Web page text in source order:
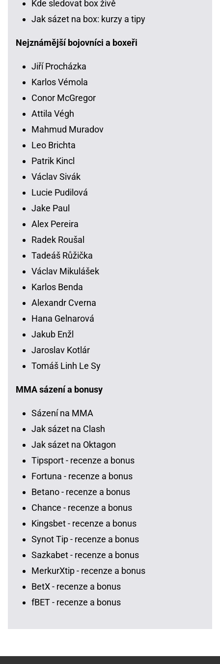
Kde sledovat box živě
Jak sázet na box: kurzy a tipy
Nejznámější bojovníci a boxeři
Jiří Procházka
Karlos Vémola
Conor McGregor
Attila Végh
Mahmud Muradov
Leo Brichta
Patrik Kincl
Václav Sivák
Lucie Pudilová
Jake Paul
Alex Pereira
Radek Roušal
Tadeáš Růžička
Václav Mikulášek
Karlos Benda
Alexandr Cverna
Hana Gelnarová
Jakub Enžl
Jaroslav Kotlár
Tomáš Linh Le Sy
MMA sázení a bonusy
Sázení na MMA
Jak sázet na Clash
Jak sázet na Oktagon
Tipsport - recenze a bonus
Fortuna - recenze a bonus
Betano - recenze a bonus
Chance - recenze a bonus
Kingsbet - recenze a bonus
Synot Tip - recenze a bonus
Sazkabet - recenze a bonus
MerkurXtip - recenze a bonus
BetX - recenze a bonus
fBET - recenze a bonus